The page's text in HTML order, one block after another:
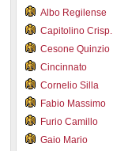
Albo Regilense
Capitolino Crisp.
Cesone Quinzio
Cincinnato
Cornelio Silla
Fabio Massimo
Furio Camillo
Gaio Mario